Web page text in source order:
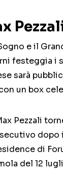
e il
festeggia i
sarà
un box
Pezzali
di
del 12